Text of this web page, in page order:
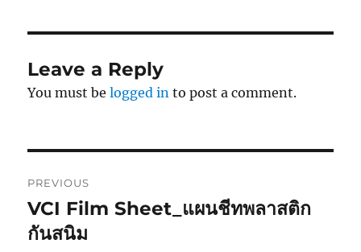
Leave a Reply
You must belogged in to post a comment.
navigation
PREVIOUS
Previous
post:
VCI Film Sheet_แผนชีทพลาสติก
กันสนิม